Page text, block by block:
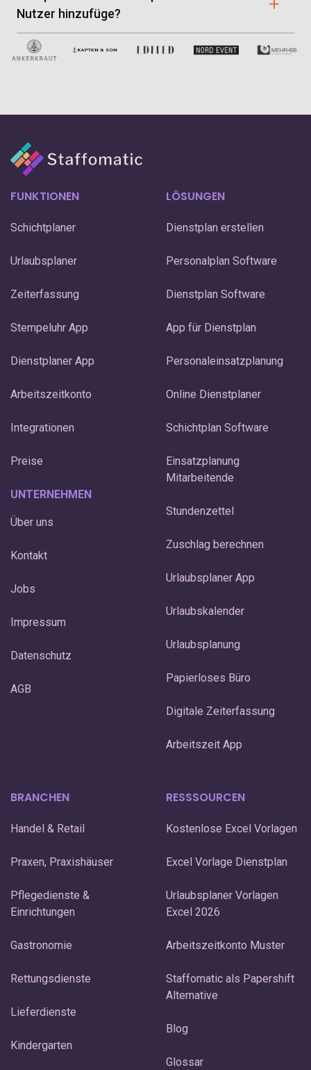
SEPA-Mandat. Du möchtest per Rechnung zahlen? Dann
kontaktiere einfach unseren Support.
Nutzer hinzufüge?
Diese werden dir erst ab Datum des Profil-erstellens in
FUNKTIONEN
Schichtplaner
Urlaubsplaner
Zeiterfassung
Stempeluhr App
Dienstplaner App
Arbeitszeitkonto
Integrationen
Preise
UNTERNEHMEN
Über uns
Kontakt
Jobs
Impressum
Datenschutz
AGB
LÖSUNGEN
Dienstplan erstellen
Personalplan Software
Dienstplan Software
App für Dienstplan
Personaleinsatzplanung
Online Dienstplaner
Schichtplan Software
Einsatzplanung
Mitarbeitende
Stundenzettel
Zuschlag berechnen
Urlaubsplaner App
Urlaubskalender
Urlaubsplanung
Papierloses Büro
Digitale Zeiterfassung
Arbeitszeit App
BRANCHEN
Handel & Retail
Praxen, Praxishäuser
Pflegedienste &
Einrichtungen
Gastronomie
Rettungsdienste
Lieferdienste
Kindergarten
RESSSOURCEN
Kostenlose Excel Vorlagen
Excel Vorlage Dienstplan
Urlaubsplaner Vorlagen
Excel 2026
Arbeitszeitkonto Muster
Staffomatic als Papershift
Alternative
Blog
Glossar